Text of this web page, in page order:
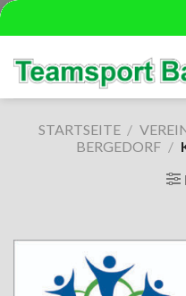
Skip
to
content
STARTSEITE /
BERGEDORF /